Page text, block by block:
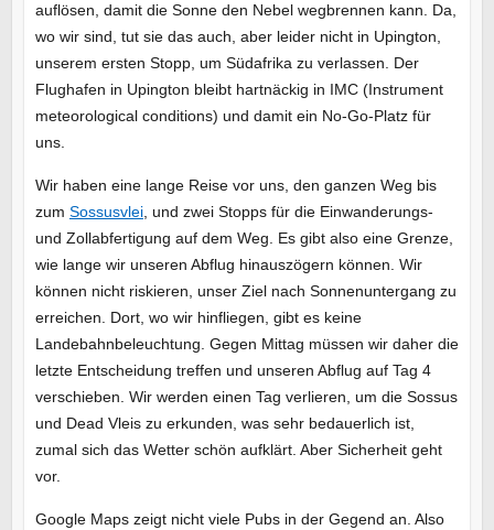
auflösen, damit die Sonne den Nebel wegbrennen kann. Da,
wo wir sind, tut sie das auch, aber leider nicht in Upington,
unserem ersten Stopp, um Südafrika zu verlassen. Der
Flughafen in Upington bleibt hartnäckig in IMC (Instrument
meteorological conditions) und damit ein No-Go-Platz für
uns.
Wir haben eine lange Reise vor uns, den ganzen Weg bis
zum Sossusvlei, und zwei Stopps für die Einwanderungs-
und Zollabfertigung auf dem Weg. Es gibt also eine Grenze,
wie lange wir unseren Abflug hinauszögern können. Wir
können nicht riskieren, unser Ziel nach Sonnenuntergang zu
erreichen. Dort, wo wir hinfliegen, gibt es keine
Landebahnbeleuchtung. Gegen Mittag müssen wir daher die
letzte Entscheidung treffen und unseren Abflug auf Tag 4
verschieben. Wir werden einen Tag verlieren, um die Sossus
und Dead Vleis zu erkunden, was sehr bedauerlich ist,
zumal sich das Wetter schön aufklärt. Aber Sicherheit geht
vor.
Google Maps zeigt nicht viele Pubs in der Gegend an. Also